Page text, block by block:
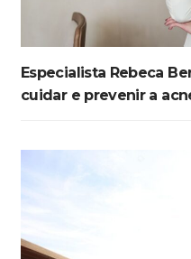
Especialista Rebeca
cuidar e prevenir a